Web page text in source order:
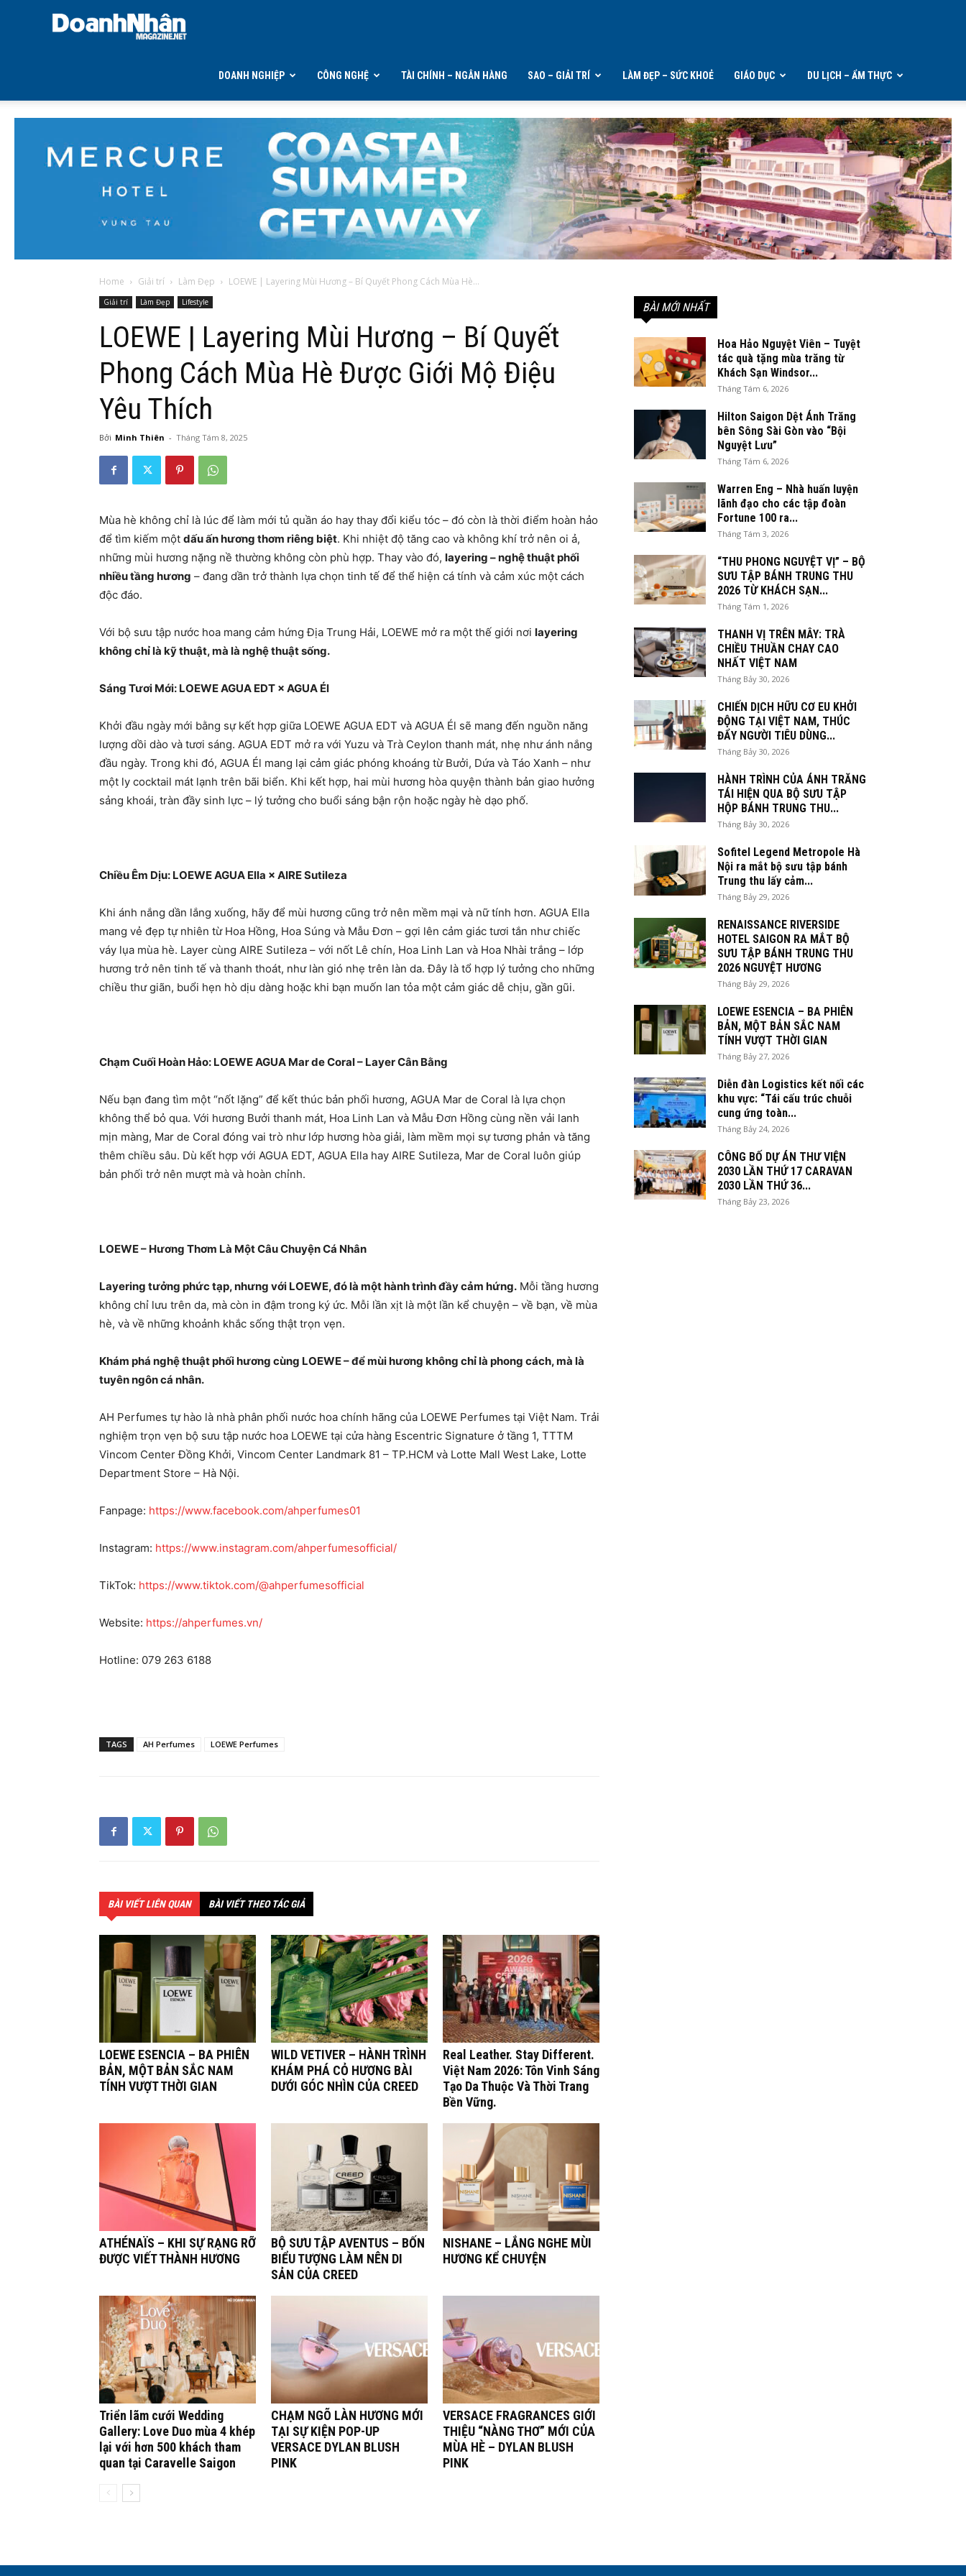
DOANH NGHIỆP CÔNG NGHỆ TÀI CHÍNH – NGÂN HÀNG SAO – GIẢI TRÍ LÀM ĐẸP – SỨC KHOẺ GIÁO DỤC DU LỊCH – ẨM THỰC
Home Giải trí Làm Đẹp LOEWE | Layering Mùi Hương – Bí Quyết Phong Cách Mùa Hè...
Giải trí Làm Đẹp Lifestyle
LOEWE | Layering Mùi Hương – Bí Quyết
Phong Cách Mùa Hè Được Giới Mộ Điệu
Yêu Thích
Bởi Minh Thiên - Tháng Tám 8, 2025
Mùa hè không chỉ là lúc để làm mới tủ quần áo hay thay đổi kiểu tóc – đó còn là thời điểm hoàn hảo
để tìm kiếm một dấu ấn hương thơm riêng biệt. Khi nhiệt độ tăng cao và không khí trở nên oi ả,
những mùi hương nặng nề thường không còn phù hợp. Thay vào đó, layering – nghệ thuật phối
nhiều tầng hương – đang dần trở thành lựa chọn tinh tế để thể hiện cá tính và cảm xúc một cách
độc đáo.
Với bộ sưu tập nước hoa mang cảm hứng Địa Trung Hải, LOEWE mở ra một thế giới nơi layering
không chỉ là kỹ thuật, mà là nghệ thuật sống.
Sáng Tươi Mới: LOEWE AGUA EDT × AGUA Él
Khởi đầu ngày mới bằng sự kết hợp giữa LOEWE AGUA EDT và AGUA Él sẽ mang đến nguồn năng
lượng dồi dào và tươi sáng. AGUA EDT mở ra với Yuzu và Trà Ceylon thanh mát, nhẹ như ánh nắng
đầu ngày. Trong khi đó, AGUA Él mang lại cảm giác phóng khoáng từ Bưởi, Dứa và Táo Xanh – như
một ly cocktail mát lạnh trên bãi biển. Khi kết hợp, hai mùi hương hòa quyện thành bản giao hưởng
sảng khoái, tràn đầy sinh lực – lý tưởng cho buổi sáng bận rộn hoặc ngày hè dạo phố.
Chiều Êm Dịu: LOEWE AGUA Ella × AIRE Sutileza
Khi ánh nắng dần lắng xuống, hãy để mùi hương cũng trở nên mềm mại và nữ tính hơn. AGUA Ella
mang vẻ đẹp tự nhiên từ Hoa Hồng, Hoa Súng và Mẫu Đơn – gợi lên cảm giác tươi tắn như chiếc
váy lụa mùa hè. Layer cùng AIRE Sutileza – với nốt Lê chín, Hoa Linh Lan và Hoa Nhài trắng – lớp
hương trở nên tinh tế và thanh thoát, như làn gió nhẹ trên làn da. Đây là tổ hợp lý tưởng cho những
chiều thư giãn, buổi hẹn hò dịu dàng hoặc khi bạn muốn lan tỏa một cảm giác dễ chịu, gần gũi.
Chạm Cuối Hoàn Hảo: LOEWE AGUA Mar de Coral – Layer Cân Bằng
Nếu bạn đang tìm một “nốt lặng” để kết thúc bản phối hương, AGUA Mar de Coral là lựa chọn
không thể bỏ qua. Với hương Bưởi thanh mát, Hoa Linh Lan và Mẫu Đơn Hồng cùng nền vải lanh
mịn màng, Mar de Coral đóng vai trò như lớp hương hòa giải, làm mềm mọi sự tương phản và tăng
thêm chiều sâu. Dù kết hợp với AGUA EDT, AGUA Ella hay AIRE Sutileza, Mar de Coral luôn giúp
bản phối trở nên mượt mà và hoàn chỉnh.
LOEWE – Hương Thơm Là Một Câu Chuyện Cá Nhân
Layering tưởng phức tạp, nhưng với LOEWE, đó là một hành trình đầy cảm hứng. Mỗi tầng hương
không chỉ lưu trên da, mà còn in đậm trong ký ức. Mỗi lần xịt là một lần kể chuyện – về bạn, về mùa
hè, và về những khoảnh khắc sống thật trọn vẹn.
Khám phá nghệ thuật phối hương cùng LOEWE – để mùi hương không chỉ là phong cách, mà là
tuyên ngôn cá nhân.
AH Perfumes tự hào là nhà phân phối nước hoa chính hãng của LOEWE Perfumes tại Việt Nam. Trải
nghiệm trọn vẹn bộ sưu tập nước hoa LOEWE tại cửa hàng Escentric Signature ở tầng 1, TTTM
Vincom Center Đồng Khởi, Vincom Center Landmark 81 – TP.HCM và Lotte Mall West Lake, Lotte
Department Store – Hà Nội.
Fanpage: https://www.facebook.com/ahperfumes01
Instagram: https://www.instagram.com/ahperfumesofficial/
TikTok: https://www.tiktok.com/@ahperfumesofficial
Website: https://ahperfumes.vn/
Hotline: 079 263 6188
TAGS AH Perfumes LOEWE Perfumes
BÀI VIẾT LIÊN QUAN BÀI VIẾT THEO TÁC GIẢ
LOEWE ESENCIA – BA PHIÊN
BẢN, MỘT BẢN SẮC NAM
TÍNH VƯỢT THỜI GIAN
WILD VETIVER – HÀNH TRÌNH
KHÁM PHÁ CỎ HƯƠNG BÀI
DƯỚI GÓC NHÌN CỦA CREED
Real Leather. Stay Different.
Việt Nam 2026: Tôn Vinh Sáng
Tạo Da Thuộc Và Thời Trang
Bền Vững.
ATHÉNAÏS – KHI SỰ RẠNG RỠ
ĐƯỢC VIẾT THÀNH HƯƠNG
BỘ SƯU TẬP AVENTUS – BỐN
BIỂU TƯỢNG LÀM NÊN DI
SẢN CỦA CREED
NISHANE – LẮNG NGHE MÙI
HƯƠNG KỂ CHUYỆN
Triển lãm cưới Wedding
Gallery: Love Duo mùa 4 khép
lại với hơn 500 khách tham
quan tại Caravelle Saigon
CHẠM NGÕ LÀN HƯƠNG MỚI
TẠI SỰ KIỆN POP-UP
VERSACE DYLAN BLUSH
PINK
VERSACE FRAGRANCES GIỚI
THIỆU “NÀNG THƠ” MỚI CỦA
MÙA HÈ – DYLAN BLUSH
PINK
BÀI MỚI NHẤT
Hoa Hảo Nguyệt Viên – Tuyệt
tác quà tặng mùa trăng từ
Khách Sạn Windsor...
Tháng Tám 6, 2026
Hilton Saigon Dệt Ánh Trăng
bên Sông Sài Gòn vào “Bội
Nguyệt Lưu”
Tháng Tám 6, 2026
Warren Eng – Nhà huấn luyện
lãnh đạo cho các tập đoàn
Fortune 100 ra...
Tháng Tám 3, 2026
“THU PHONG NGUYỆT VỊ” – BỘ
SƯU TẬP BÁNH TRUNG THU
2026 TỪ KHÁCH SẠN...
Tháng Tám 1, 2026
THANH VỊ TRÊN MÂY: TRÀ
CHIỀU THUẦN CHAY CAO
NHẤT VIỆT NAM
Tháng Bảy 30, 2026
CHIẾN DỊCH HỮU CƠ EU KHỞI
ĐỘNG TẠI VIỆT NAM, THÚC
ĐẨY NGƯỜI TIÊU DÙNG...
Tháng Bảy 30, 2026
HÀNH TRÌNH CỦA ÁNH TRĂNG
TÁI HIỆN QUA BỘ SƯU TẬP
HỘP BÁNH TRUNG THU...
Tháng Bảy 30, 2026
Sofitel Legend Metropole Hà
Nội ra mắt bộ sưu tập bánh
Trung thu lấy cảm...
Tháng Bảy 29, 2026
RENAISSANCE RIVERSIDE
HOTEL SAIGON RA MẮT BỘ
SƯU TẬP BÁNH TRUNG THU
2026 NGUYỆT HƯƠNG
Tháng Bảy 29, 2026
LOEWE ESENCIA – BA PHIÊN
BẢN, MỘT BẢN SẮC NAM
TÍNH VƯỢT THỜI GIAN
Tháng Bảy 27, 2026
Diễn đàn Logistics kết nối các
khu vực: “Tái cấu trúc chuỗi
cung ứng toàn...
Tháng Bảy 24, 2026
CÔNG BỐ DỰ ÁN THƯ VIỆN
2030 LẦN THỨ 17 CARAVAN
2030 LẦN THỨ 36...
Tháng Bảy 23, 2026